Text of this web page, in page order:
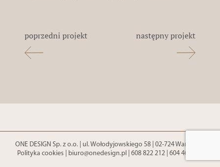
poprzedni projekt następny projekt
ONE DESIGN Sp. z o.o. | ul. Wołodyjowskiego 58 | 02-724 Warszawa
Polityka cookies
biuro@onedesign.pl| 608 822 212| 604 461 809